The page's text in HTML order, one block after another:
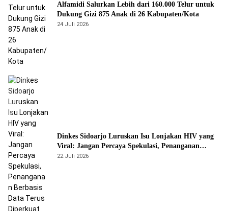
Alfamidi Salurkan Lebih dari 160.000 Telur untuk
Dukung Gizi 875 Anak di 26 Kabupaten/Kota
24 Juli 2026
Dinkes Sidoarjo Luruskan Isu Lonjakan HIV yang
Viral: Jangan Percaya Spekulasi, Penanganan
Berbasis Data Terus Diperkuat
22 Juli 2026